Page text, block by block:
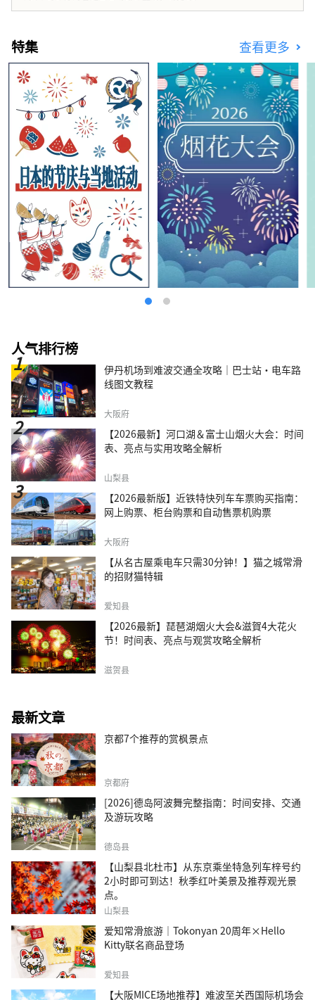
特集 查看更多
人气排行榜
伊丹机场到难波交通全攻略｜巴士站・电车路
线图文教程
大阪府
【2026最新】河口湖＆富士山烟火大会：时间
表、亮点与实用攻略全解析
山梨县
【2026最新版】近铁特快列车车票购买指南：
网上购票、柜台购票和自动售票机购票
大阪府
【从名古屋乘电车只需30分钟！】猫之城常滑
的招财猫特辑
爱知县
【2026最新】琵琶湖烟火大会&滋賀4大花火
节！时间表、亮点与观赏攻略全解析
滋贺县
最新文章
京都7个推荐的赏枫景点
京都府
[2026]德岛阿波舞完整指南：时间安排、交通
及游玩攻略
德岛县
【山梨县北杜市】从东京乘坐特急列车梓号约
2小时即可到达！秋季红叶美景及推荐观光景
点。
山梨县
爱知常滑旅游｜Tokonyan 20周年×Hello
Kitty联名商品登场
爱知县
【大阪MICE场地推荐】难波至关西国际机场会